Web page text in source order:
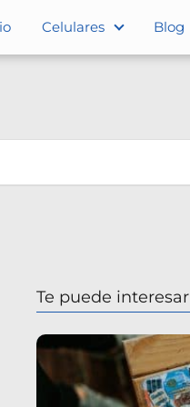
Celulares Blog
Te puede interesar